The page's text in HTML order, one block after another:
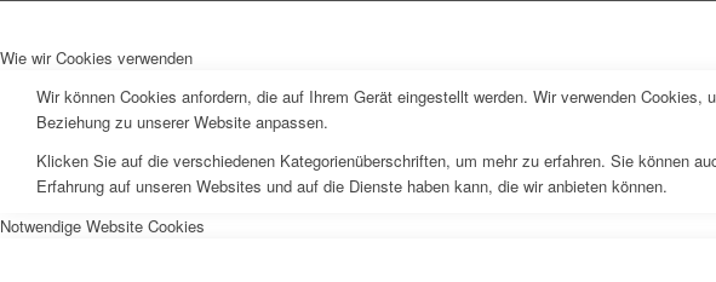
Wie wir Cookies verwenden
Wir können Cookies anfordern, die auf Ihrem Gerät eingestellt werden. Wir verwenden
Beziehung zu unserer Website anpassen.
Klicken Sie auf die verschiedenen Kategorienüberschriften, um mehr zu erfahren. Sie können
Erfahrung auf unseren Websites und auf die Dienste haben kann, die wir anbieten können.
Notwendige Website Cookies